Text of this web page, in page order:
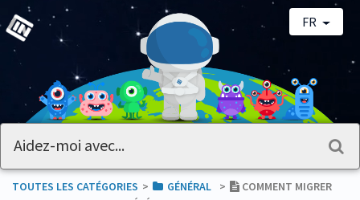
FR
TOUTES LES CATÉGORIES ​>​ ​GÉNÉRAL ​>​
COMMENT MIGRER